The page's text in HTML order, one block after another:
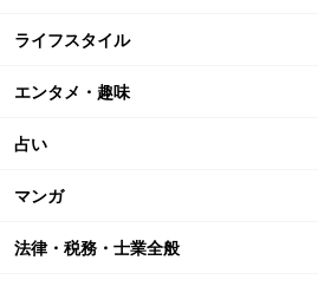
ライフスタイル
エンタメ・趣味
占い
マンガ
法律・税務・士業全般